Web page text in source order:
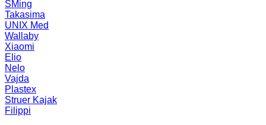
SMing
Takasima
UNIX Med
Wallaby
Xiaomi
Elio
Nelo
Vajda
Plastex
Struer Kajak
Filippi